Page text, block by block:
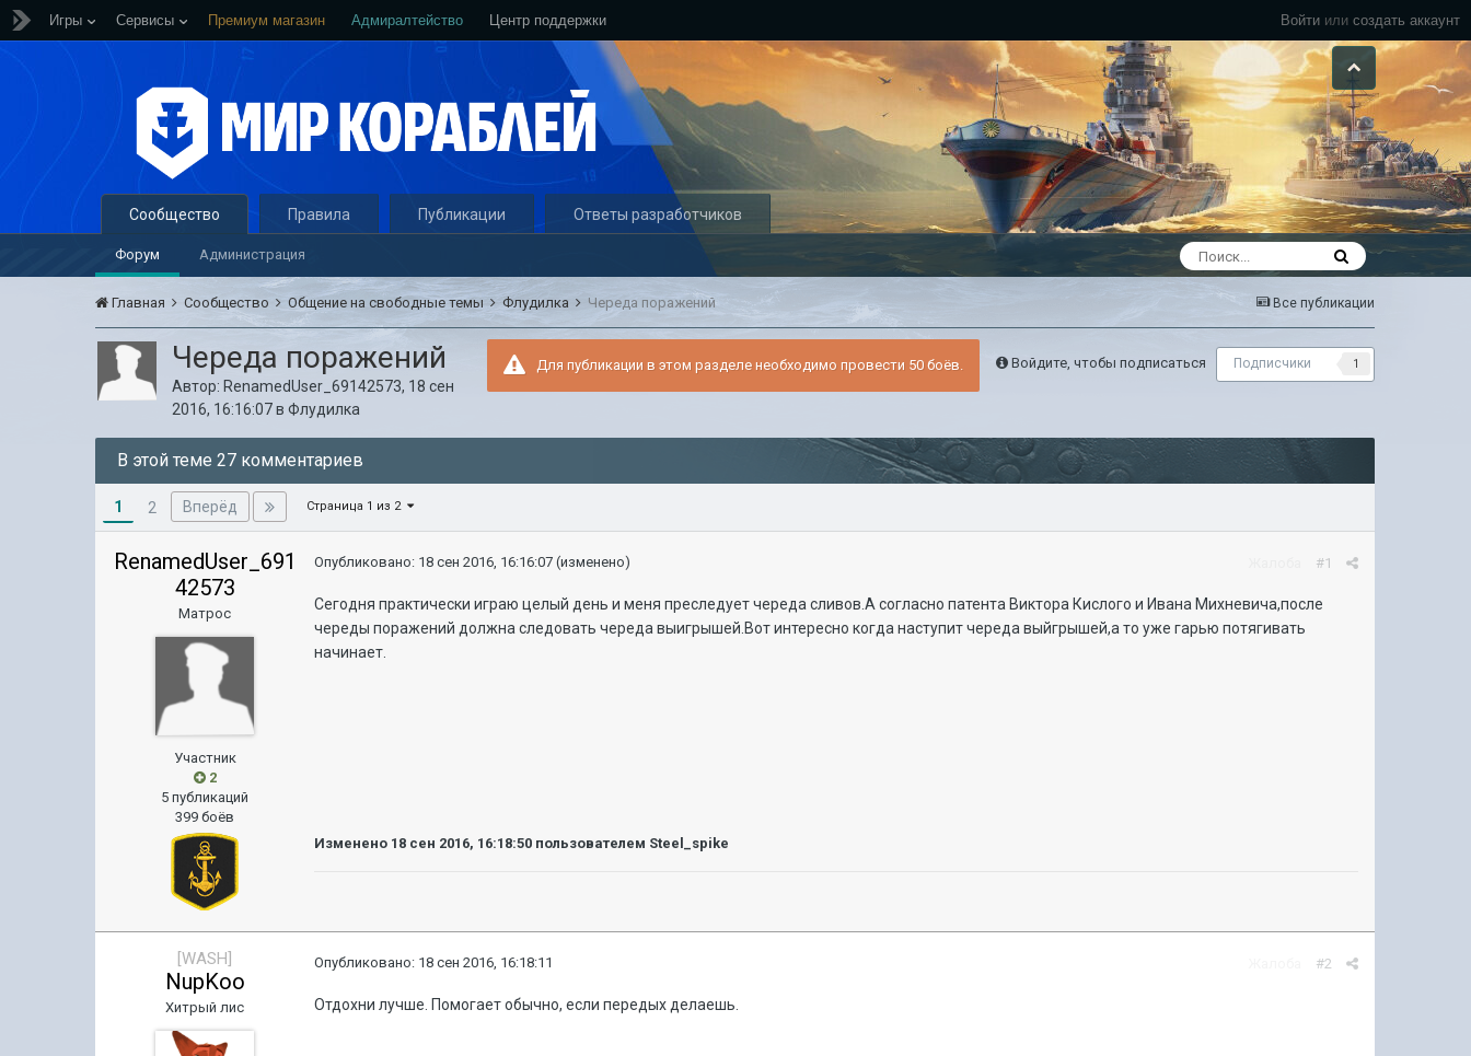
Войти или создать аккаунт
Игры Сервисы Премиум магазин Адмиралтейство Центр поддержки
Сообщество
Форум Администрация
Правила Публикации Ответы разработчиков
Все публикации
Главная Сообщество Общение на свободные темы Флудилка Череда поражений
Войдите, чтобы подписаться Подписчики 1
Для публикации в этом разделе необходимо провести 50 боёв.
Череда поражений
Автор: RenamedUser_69142573, 18 сен
2016, 16:16:07вФлудилка
В этой теме 27 комментариев
1 2 Вперёд Страница 1 из 2
RenamedUser_691
42573
Матрос
Участник
2
5 публикаций
399 боёв
#1
Опубликовано: 18 сен 2016, 16:16:07 (изменено)
Сегодня практически играю целый день и меня преследует череда сливов.А согласно патента Виктора Кислого и Ивана Михневича,после
череды поражений должна следовать череда выигрышей.Вот интересно когда наступит череда выйгрышей,а то уже гарью потягивать
начинает.
Изменено 18 сен 2016, 16:18:50 пользователем Steel_spike
[WASH]
NupKoo
Хитрый лис
#2
Опубликовано: 18 сен 2016, 16:18:11
Отдохни лучше. Помогает обычно, если передых делаешь.